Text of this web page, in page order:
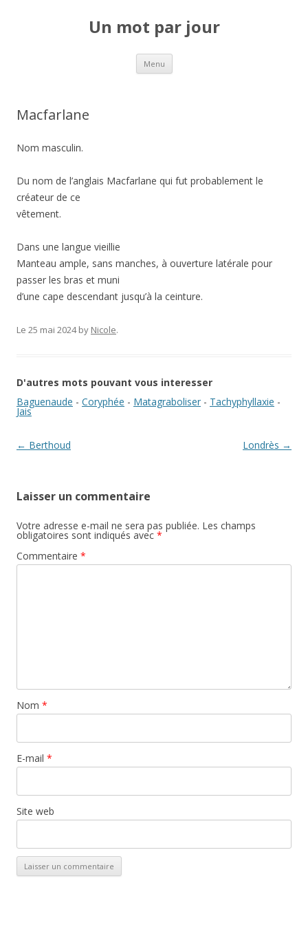
Un mot par jour
Menu Aller au contenu principal
Macfarlane
Nom masculin.
Du nom de l’anglais Macfarlane qui fut probablement le
créateur de ce
vêtement.
Dans une langue vieillie
Manteau ample, sans manches, à ouverture latérale pour
passer les bras et muni
d’une cape descendant jusqu’à la ceinture.
Le 25 mai 2024by Nicole.
D'autres mots pouvant vous interesser
Baguenaude - Coryphée - Matagraboliser - Tachyphyllaxie -
Jais
Navigation des articles
← Berthoud Londrès →
Laisser un commentaire
Votre adresse e-mail ne sera pas publiée. Les champs
obligatoires sont indiqués avec *
Commentaire *
Nom *
E-mail *
Site web